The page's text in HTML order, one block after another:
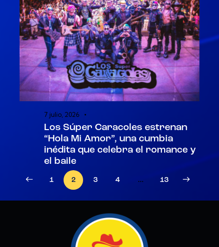
7 julio, 2026
Los Súper Caracoles estrenan
“Hola Mi Amor”, una cumbia
inédita que celebra el romance y
el baile
1 2 3 4 … 13
>